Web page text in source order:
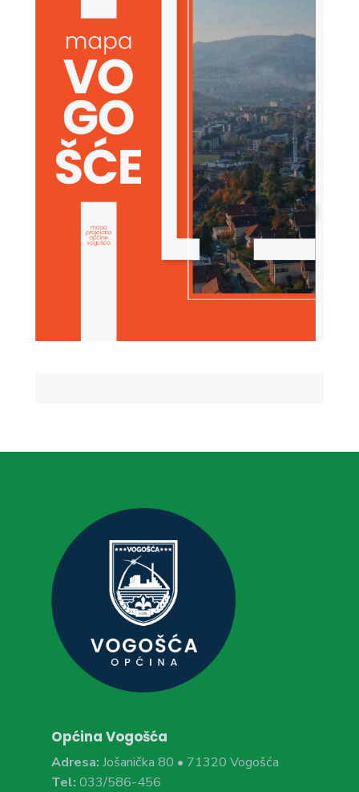
Općina Vogošća
Adresa: Jošanička 80 • 71320 Vogošća
Tel: 033/586-456